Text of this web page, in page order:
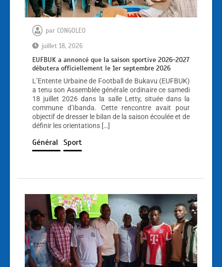
par CONGOLEO
juillet 18, 2026
EUFBUK a annoncé que la saison sportive 2026-2027
débutera officiellement le 1er septembre 2026
L’Entente Urbaine de Football de Bukavu (EUFBUK)
a tenu son Assemblée générale ordinaire ce samedi
18 juillet 2026 dans la salle Letty, située dans la
commune d’Ibanda. Cette rencontre avait pour
objectif de dresser le bilan de la saison écoulée et de
définir les orientations […]
Général Sport